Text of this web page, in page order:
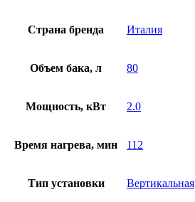
Страна бренда Италия
Объем бака, л 80
Мощность, кВт 2.0
Время нагрева, мин 112
Тип установки Вертикальная